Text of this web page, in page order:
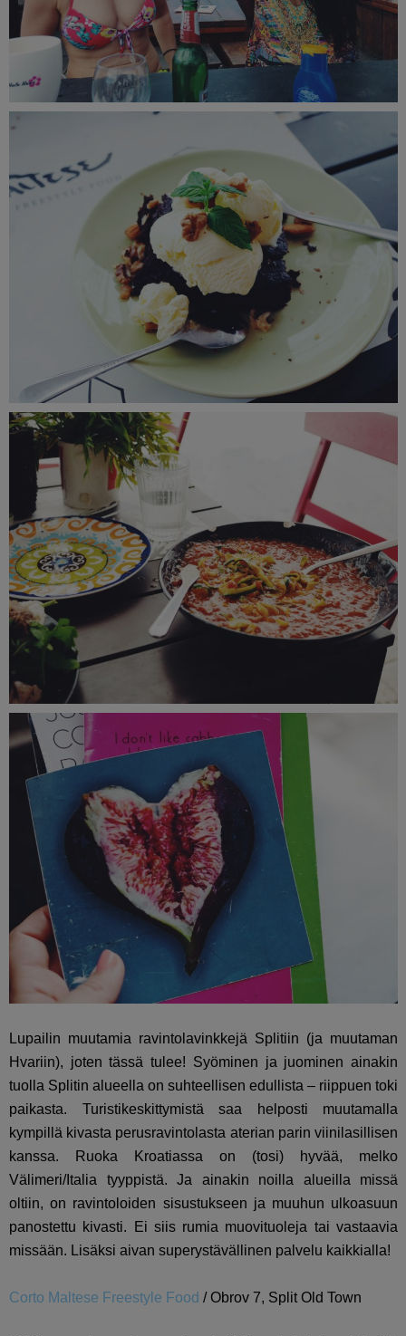
Lupailin muutamia ravintolavinkkejä Splitiin (ja muutaman
Hvariin), joten tässä tulee! Syöminen ja juominen ainakin
tuolla Splitin alueella on suhteellisen edullista – riippuen toki
paikasta. Turistikeskittymistä saa helposti muutamalla
kympillä kivasta perusravintolasta aterian parin viinilasillisen
kanssa. Ruoka Kroatiassa on (tosi) hyvää, melko
Välimeri/Italia tyyppistä. Ja ainakin noilla alueilla missä
oltiin, on ravintoloiden sisustukseen ja muuhun ulkoasuun
panostettu kivasti. Ei siis rumia muovituoleja tai vastaavia
missään. Lisäksi aivan superystävällinen palvelu kaikkialla!
Corto Maltese Freestyle Food /Obrov 7, Split Old Town